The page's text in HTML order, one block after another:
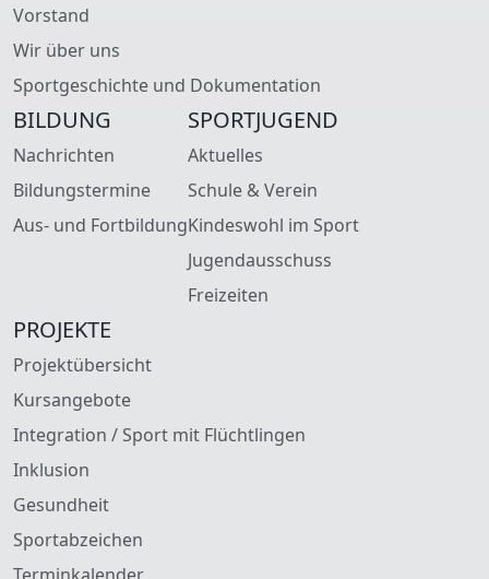
Vorstand
Wir über uns
Sportgeschichte und Dokumentation
BILDUNG
Nachrichten
Bildungstermine
Aus- und Fortbildung
SPORTJUGEND
Aktuelles
Schule & Verein
Kindeswohl im Sport
Jugendausschuss
Freizeiten
PROJEKTE
Projektübersicht
Kursangebote
Integration / Sport mit Flüchtlingen
Inklusion
Gesundheit
Sportabzeichen